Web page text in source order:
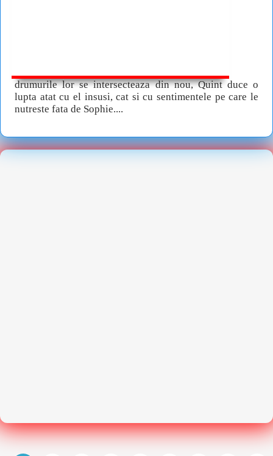
drumurile lor se intersecteaza din nou, Quint duce o
lupta atat cu el insusi, cat si cu sentimentele pe care le
nutreste fata de Sophie....